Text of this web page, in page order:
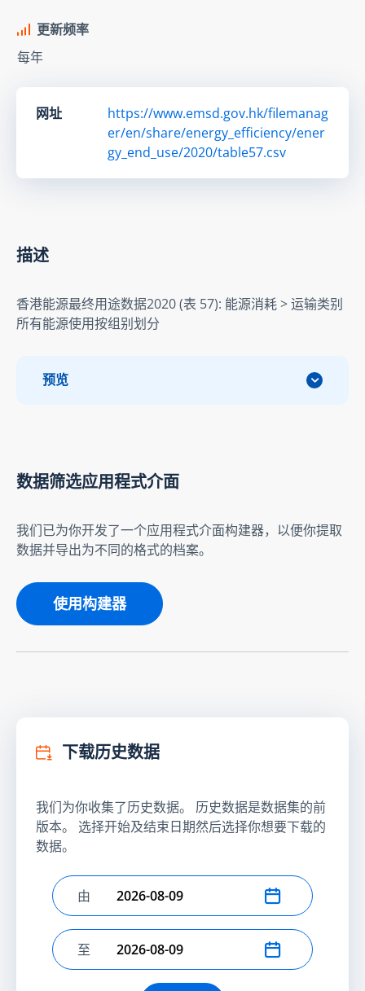
更新频率
每年
网址
https://www.emsd.gov.hk/filemanag
er/en/share/energy_efficiency/ener
gy_end_use/2020/table57.csv
描述
香港能源最终用途数据2020 (表 57): 能源消耗 > 运输类别
所有能源使用按组别划分
预览
数据筛选应用程式介面
我们已为你开发了一个应用程式介面构建器，以便你提取
数据并导出为不同的格式的档案。
使用构建器
下载历史数据
我们为你收集了历史数据。 历史数据是数据集的前
版本。 选择开始及结束日期然后选择你想要下载的
数据。
选择开始日期
由
选择结束日期
至